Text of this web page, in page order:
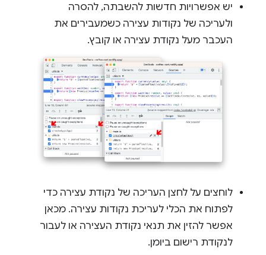
יש אפשרויות חדשות להשבתה, להסרה
ולעריכה של נקודות עצירה כשמעבירים את
העכבר מעל נקודת עצירה או קובץ.
לוחצים על לחצן העריכה של נקודת עצירה כדי
לפתוח את הכלי לעריכת נקודות עצירה. מכאן
אפשר להזין את תנאי נקודת העצירה או לעבור
לנקודת רישום ביומן.